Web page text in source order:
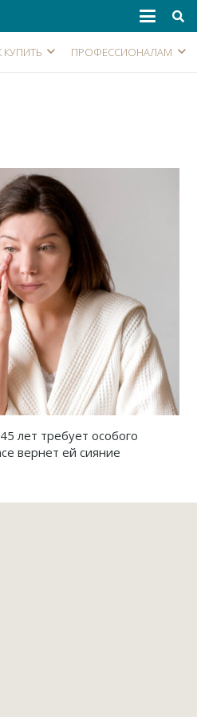
КУПИТЬ ПРОФЕССИОНАЛАМ
лет требует особого
вернет ей сияние